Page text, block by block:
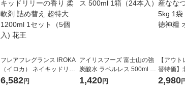
フレアフレグランス IROKA
（イロカ） ネイキッドリリ
ーの香り 柔軟剤 詰め替え 超
6,582円
アイリスフーズ 富士山の強
炭酸水 ラベルレス 500ml 1
箱（24本入）
1,420円
【アウ
替特価】
し 無洗米
2,980